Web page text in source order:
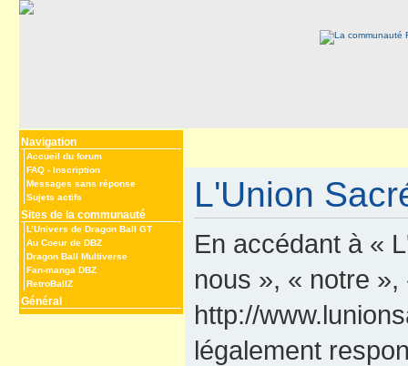
Navigation
Accueil du forum
FAQ - Inscription
Messages sans réponse
Sujets actifs
Sites de la communauté
L’Univers de Dragon Ball GT
Au Coeur de DBZ
Dragon Ball Multiverse
Fan-manga DBZ
RetroBallZ
Général
L'Union
En accédant à «
nous », « notre
http://
légalement